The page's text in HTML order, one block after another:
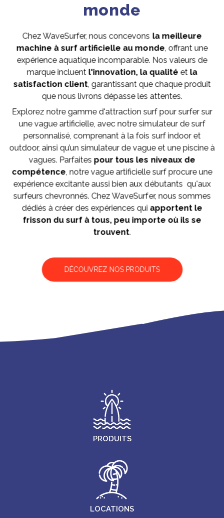
monde
Chez WaveSurfer, nous concevons la meilleure
machine à surf artificielle au monde, offrant une
expérience aquatique incomparable. Nos valeurs de
marque incluentl'innovation, la qualité et la
satisfaction client, garantissant que chaque produit
que nous livrons dépasse les attentes.
Explorez notre gamme d'attraction surf pour surfer sur
une vague artificielle, avec notre simulateur de surf
personnalisé, comprenant à la fois surf indoor et
outdoor, ainsi qu’un simulateur de vague et une piscine à
vagues. Parfaites pour tous les niveaux de
compétence, notre vague artificielle surf procure une
expérience excitante aussi bien aux débutants qu'aux
surfeurs chevronnés. Chez WaveSurfer, nous sommes
dédiés à créer des expériences qui apportent le
frisson du surf à tous, peu importe où ils se
trouvent.
DÉCOUVREZ NOS PRODUITS
PRODUITS
LOCATIONS